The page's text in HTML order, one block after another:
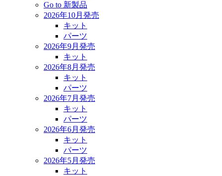
Go to 新製品
2026年10月発売
キット
パーツ
2026年9月発売
キット
2026年8月発売
キット
パーツ
2026年7月発売
キット
パーツ
2026年6月発売
キット
パーツ
2026年5月発売
キット